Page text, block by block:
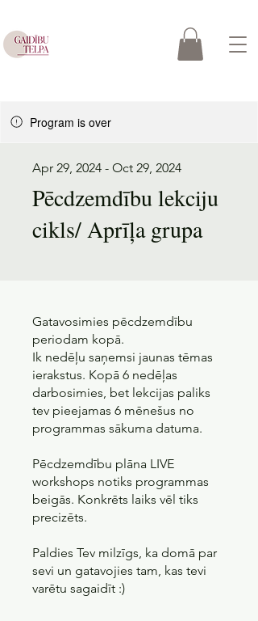
Program is over
Pēcdzemdību lekciju
cikls/ Aprīļa grupa
Apr 29, 2024 - Oct 29, 2024
Gatavosimies pēcdzemdību
periodam kopā.
Ik nedēļu saņemsi jaunas tēmas
ierakstus. Kopā 6 nedēļas
darbosimies, bet lekcijas paliks
tev pieejamas 6 mēnešus no
programmas sākuma datuma.
Pēcdzemdību plāna LIVE
workshops notiks programmas
beigās. Konkrēts laiks vēl tiks
precizēts.
Paldies Tev milzīgs, ka domā par
sevi un gatavojies tam, kas tevi
varētu sagaidīt :)